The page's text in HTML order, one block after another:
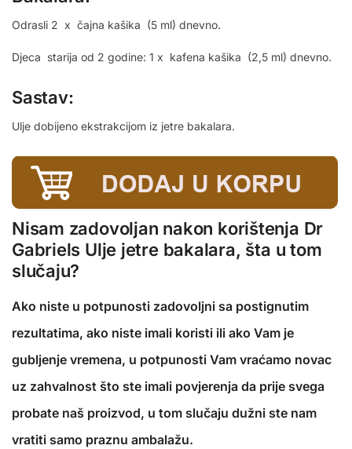
Odrasli 2 x čajna kašika (5 ml) dnevno.
Djeca starija od 2 godine: 1 x kafena kašika (2,5 ml) dnevno.
Sastav:
Ulje dobijeno ekstrakcijom iz jetre bakalara.
Nisam zadovoljan nakon korištenja Dr
Gabriels Ulje jetre bakalara, šta u tom
slučaju?
Ako niste u potpunosti zadovoljni sa postignutim
rezultatima, ako niste imali koristi ili ako Vam je
gubljenje vremena, u potpunosti Vam vraćamo novac
uz zahvalnost što ste imali povjerenja da prije svega
probate naš proizvod, u tom slučaju dužni ste nam
vratiti samo praznu ambalažu.